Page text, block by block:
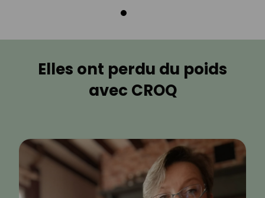
Elles ont perdu du poids
avec CROQ